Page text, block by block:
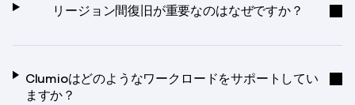
リージョン間復旧が重要なのはなぜですか？
Clumioはどのようなワークロードをサポートしてい
ますか？